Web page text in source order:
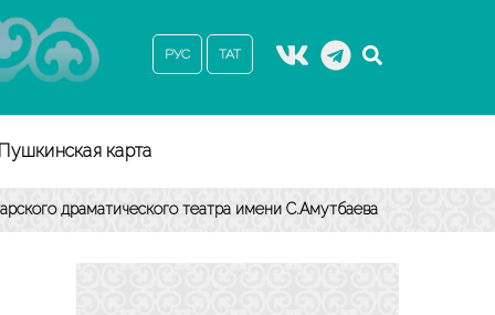
РУС ТАТ
карта
драматического театра имени С.Амутбаева